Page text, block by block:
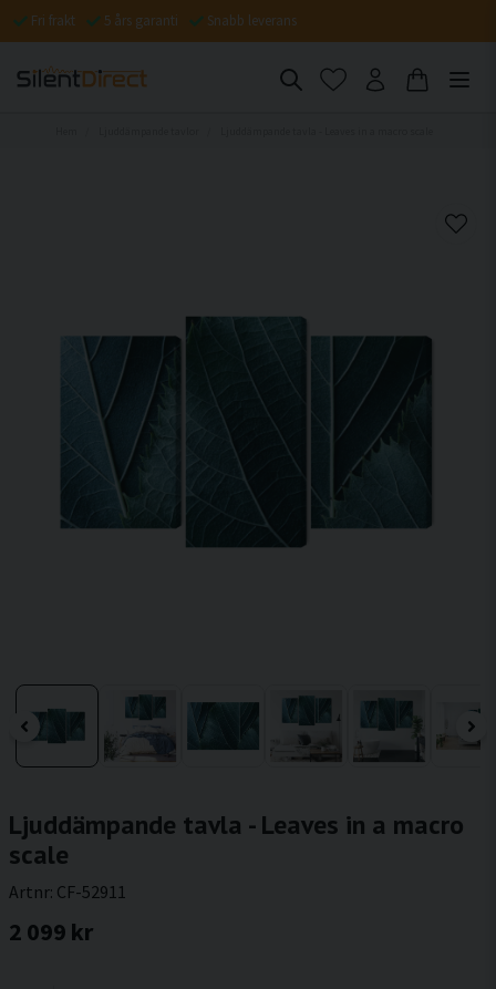
Fri frakt 5 års garanti Snabb leverans
Ljuddämpande tavla - Leaves in a macro
scale
Artnr: CF-52911
2 099 kr